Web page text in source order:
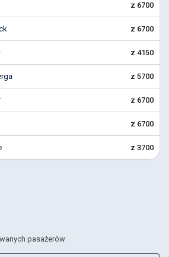
z 6700
z 6700
z 4150
z 5700
z 6700
z 6700
z 3700
pasażerów